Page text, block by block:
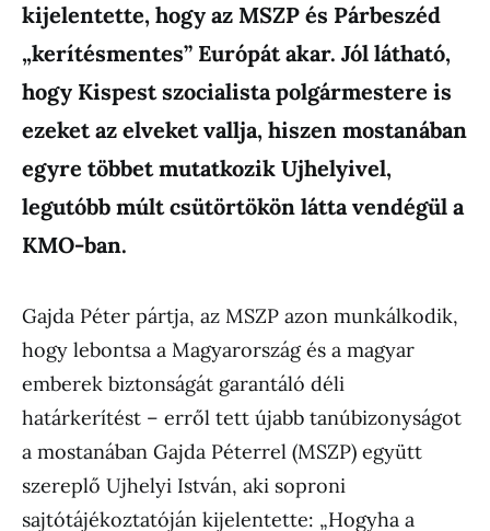
kijelentette, hogy az MSZP és Párbeszéd
„kerítésmentes” Európát akar. Jól látható,
hogy Kispest szocialista polgármestere is
ezeket az elveket vallja, hiszen mostanában
egyre többet mutatkozik Ujhelyivel,
legutóbb múlt csütörtökön látta vendégül a
KMO-ban.
Gajda Péter pártja, az MSZP azon munkálkodik,
hogy lebontsa a Magyarország és a magyar
emberek biztonságát garantáló déli
határkerítést – erről tett újabb tanúbizonyságot
a mostanában Gajda Péterrel (MSZP) együtt
szereplő Ujhelyi István, aki soproni
sajtótájékoztatóján kijelentette: „Hogyha a